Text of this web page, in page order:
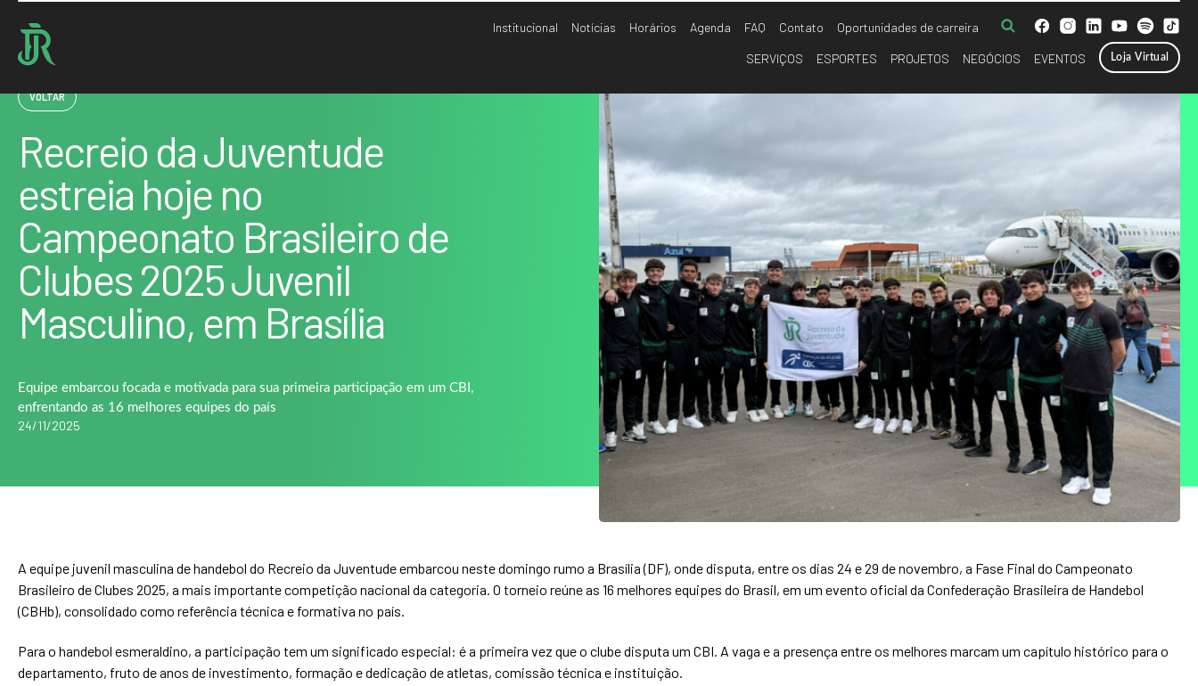
SERVIÇOS ESPORTES PROJETOS NEGÓCIOS EVENTOS Loja Virtual
Institucional Notícias Horários Agenda FAQ Contato Oportunidades de carreira
Home : Noticias : Recreio da Juventude estreia hoje no Campeonato Brasileiro de Clubes…
VOLTAR
Recreio da Juventude
estreia hoje no
Campeonato Brasileiro de
Clubes 2025 Juvenil
Masculino, em Brasília
Equipe embarcou focada e motivada para sua primeira participação em um CBI,
enfrentando as 16 melhores equipes do país
24/11/2025
A equipe juvenil masculina de handebol do Recreio da Juventude embarcou neste domingo rumo a Brasília (DF), onde disputa, entre os dias 24 e 29 de novembro, a Fase Final do Campeonato
Brasileiro de Clubes 2025, a mais importante competição nacional da categoria. O torneio reúne as 16 melhores equipes do Brasil, em um evento oficial da Confederação Brasileira de Handebol
(CBHb), consolidado como referência técnica e formativa no país.
Para o handebol esmeraldino, a participação tem um significado especial: é a primeira vez que o clube disputa um CBI. A vaga e a presença entre os melhores marcam um capítulo histórico para o
departamento, fruto de anos de investimento, formação e dedicação de atletas, comissão técnica e instituição.